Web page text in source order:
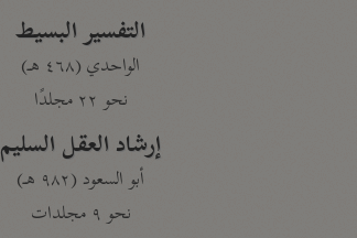
التفسير البسيط
الواحدي (٤٦٨ هـ)
نحو ٢٢ مجلدًا
إرشاد العقل السليم
أبو السعود (٩٨٢ هـ)
نحو ٩ مجلدات